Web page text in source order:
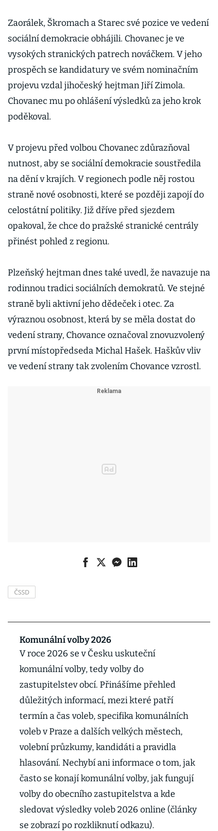
Zaorálek, Škromach a Starec své pozice ve vedení
sociální demokracie obhájili. Chovanec je ve
vysokých stranických patrech nováčkem. V jeho
prospěch se kandidatury ve svém nominačním
projevu vzdal jihočeský hejtman Jiří Zimola.
Chovanec mu po ohlášení výsledků za jeho krok
poděkoval.
V projevu před volbou Chovanec zdůrazňoval
nutnost, aby se sociální demokracie soustředila
na dění v krajích. V regionech podle něj rostou
straně nové osobnosti, které se později zapojí do
celostátní politiky. Již dříve před sjezdem
opakoval, že chce do pražské stranické centrály
přinést pohled z regionu.
Plzeňský hejtman dnes také uvedl, že navazuje na
rodinnou tradici sociálních demokratů. Ve stejné
straně byli aktivní jeho dědeček i otec. Za
výraznou osobnost, která by se měla dostat do
vedení strany, Chovance označoval znovuzvolený
první místopředseda Michal Hašek. Haškův vliv
ve vedení strany tak zvolením Chovance vzrostl.
ČSSD
Komunální volby 2026
V roce 2026 se v Česku uskuteční
komunální volby, tedy volby do
zastupitelstev obcí. Přinášíme přehled
důležitých informací, mezi které patří
termín a čas voleb, specifika komunálních
voleb v Praze a dalších velkých městech,
volební průzkumy, kandidáti a pravidla
hlasování. Nechybí ani informace o tom, jak
často se konají komunální volby, jak fungují
volby do obecního zastupitelstva a kde
sledovat výsledky voleb 2026 online (články
se zobrazí po rozkliknutí odkazu).